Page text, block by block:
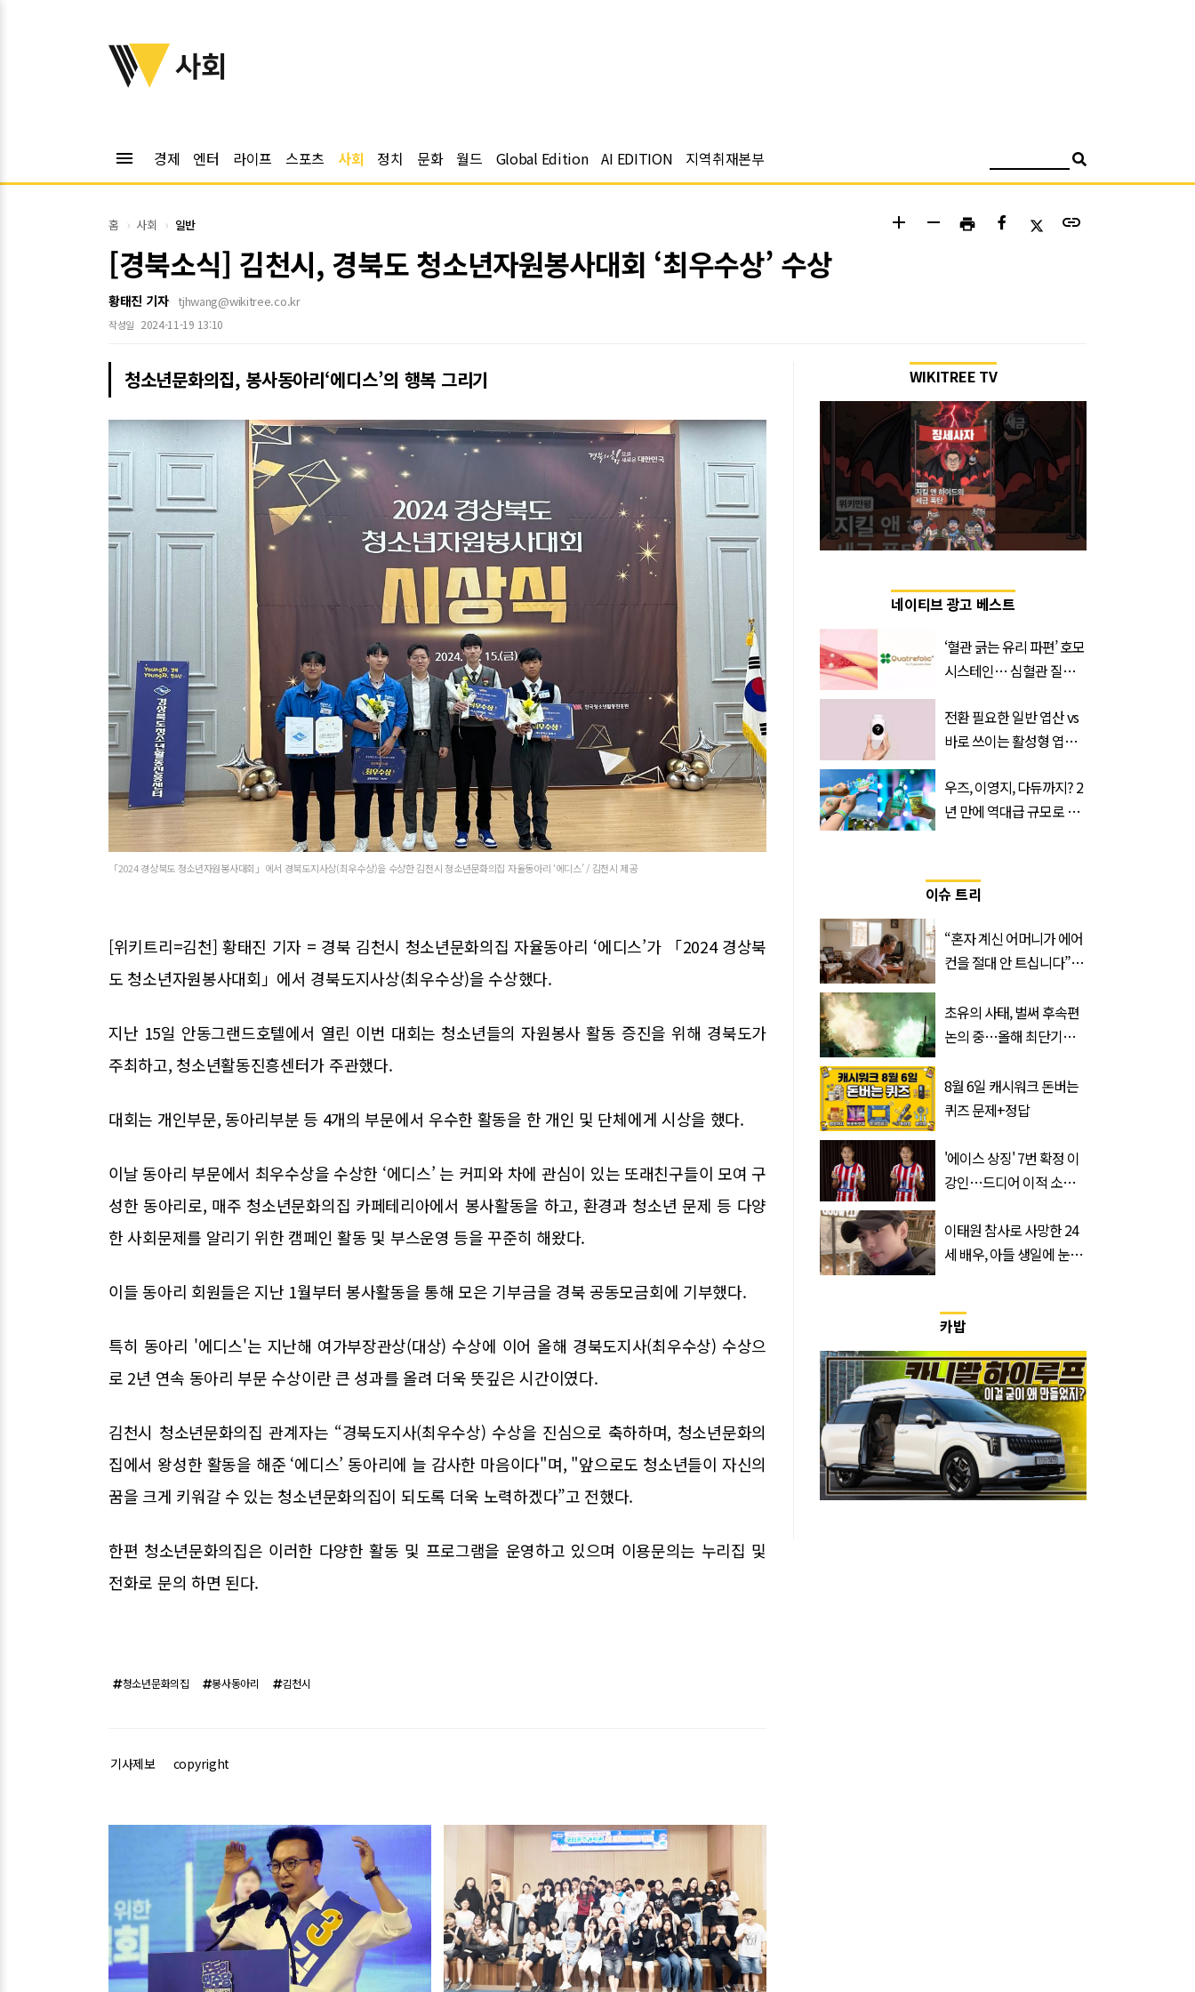
위키트리
사회
menu 경제 엔터 라이프 스포츠 사회 정치 문화 월드 Global Edition AI EDITION 지역취재본부
홈 사회 일반 add remove print link
[경북소식] 김천시, 경북도 청소년자원봉사대회 ‘최우수상’ 수상
황태진 기자 tjhwang@wikitree.co.kr
작성일 2024-11-19 13:10
청소년문화의집, 봉사동아리‘에디스’의 행복 그리기
「2024 경상북도 청소년자원봉사대회」에서 경북도지사상(최우수상)을 수상한 김천시 청소년문화의집 자율동아리 ‘에디스’ / 김천시 제공
[위키트리=김천] 황태진 기자 = 경북 김천시 청소년문화의집 자율동아리 ‘에디스’가 「2024 경상북
도 청소년자원봉사대회」에서 경북도지사상(최우수상)을 수상했다.
지난 15일 안동그랜드호텔에서 열린 이번 대회는 청소년들의 자원봉사 활동 증진을 위해 경북도가
주최하고, 청소년활동진흥센터가 주관했다.
대회는 개인부문, 동아리부분 등 4개의 부문에서 우수한 활동을 한 개인 및 단체에게 시상을 했다.
이날 동아리 부문에서 최우수상을 수상한 ‘에디스’ 는 커피와 차에 관심이 있는 또래친구들이 모여 구
성한 동아리로, 매주 청소년문화의집 카페테리아에서 봉사활동을 하고, 환경과 청소년 문제 등 다양
한 사회문제를 알리기 위한 캠페인 활동 및 부스운영 등을 꾸준히 해왔다.
이들 동아리 회원들은 지난 1월부터 봉사활동을 통해 모은 기부금을 경북 공동모금회에 기부했다.
특히 동아리 '에디스'는 지난해 여가부장관상(대상) 수상에 이어 올해 경북도지사(최우수상) 수상으
로 2년 연속 동아리 부문 수상이란 큰 성과를 올려 더욱 뜻깊은 시간이였다.
김천시 청소년문화의집 관계자는 “경북도지사(최우수상) 수상을 진심으로 축하하며, 청소년문화의
집에서 왕성한 활동을 해준 ‘에디스’ 동아리에 늘 감사한 마음이다"며, "앞으로도 청소년들이 자신의
꿈을 크게 키워갈 수 있는 청소년문화의집이 되도록 더욱 노력하겠다”고 전했다.
한편 청소년문화의집은 이러한 다양한 활동 및 프로그램을 운영하고 있으며 이용문의는 누리집 및
전화로 문의 하면 된다.
청소년문화의집 봉사동아리 김천시
기사제보 copyright
관련기사
WIKITREE TV
네이티브 광고 베스트
‘혈관 긁는 유리 파편’ 호모
시스테인… 심혈관 질환
전환 필요한 일반 엽산 vs
바로 쓰이는 활성형 엽
‘Quatrefolic®’ 주목
우즈, 이영지, 다듀까지? 2
년 만에 역대급 규모로 돌
이슈 트리
“혼자 계신 어머니가 에어
컨을 절대 안 트십니다”…
초유의 사태, 벌써 후속편
논의 중…올해 최단기간
정체
8월 6일 캐시워크 돈버는
퀴즈 문제+정답
'에이스 상징' 7번 확정 이
강인…드디어 이적 소감
이태원 참사로 사망한 24
세 배우, 아들 생일에 눈물
카밥